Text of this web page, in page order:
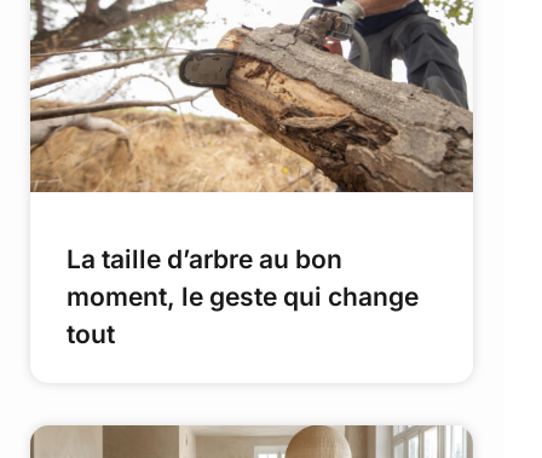
La taille d’arbre au bon
moment, le geste qui change
tout